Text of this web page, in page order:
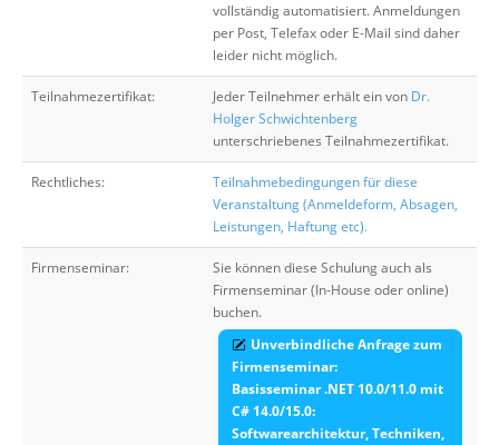
vollständig automatisiert. Anmeldungen
per Post, Telefax oder E-Mail sind daher
leider nicht möglich.
Teilnahmezertifikat: Jeder Teilnehmer erhält ein von Dr.
Holger Schwichtenberg
unterschriebenes Teilnahmezertifikat.
Rechtliches:
Teilnahmebedingungen für diese
Veranstaltung (Anmeldeform, Absagen,
Leistungen, Haftung etc).
Firmenseminar:
Sie können diese Schulung auch als
Firmenseminar (In-House oder online)
buchen.
Unverbindliche Anfrage zum
Firmenseminar:
Basisseminar .NET 10.0/11.0 mit
C# 14.0/15.0:
Softwarearchitektur, Techniken,